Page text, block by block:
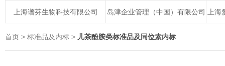
上海谱芬生物科技有限公司 岛津企业管理（中国）有限公司 上
首页 > 标准品及内标 > 儿茶酚胺类标准品及同位素内标